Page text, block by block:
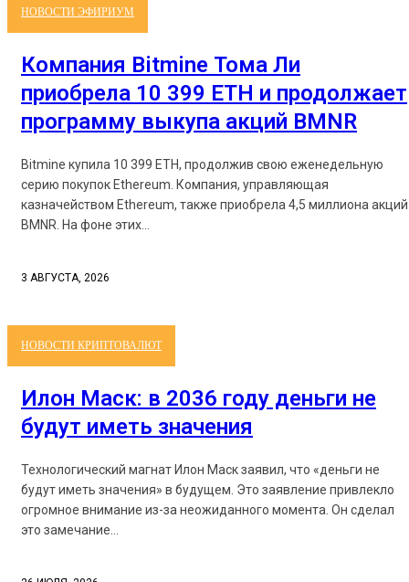
НОВОСТИ ЭФИРИУМ
Компания Bitmine Тома Ли
приобрела 10 399 ETH и продолжает
программу выкупа акций BMNR
Bitmine купила 10 399 ETH, продолжив свою еженедельную
серию покупок Ethereum. Компания, управляющая
казначейством Ethereum, также приобрела 4,5 миллиона акций
BMNR. На фоне этих...
3 АВГУСТА, 2026
НОВОСТИ КРИПТОВАЛЮТ
Илон Маск: в 2036 году деньги не
будут иметь значения
Технологический магнат Илон Маск заявил, что «деньги не
будут иметь значения» в будущем. Это заявление привлекло
огромное внимание из-за неожиданного момента. Он сделал
это замечание...